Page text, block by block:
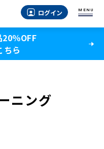
ログイン MENU
％OFF
ちら
ニング